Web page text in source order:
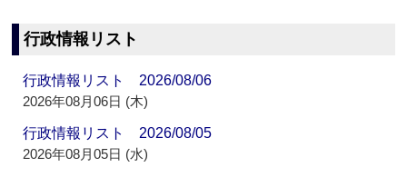
行政情報リスト
行政情報リスト 2026/08/06
2026年08月06日 (木)
行政情報リスト 2026/08/05
2026年08月05日 (水)